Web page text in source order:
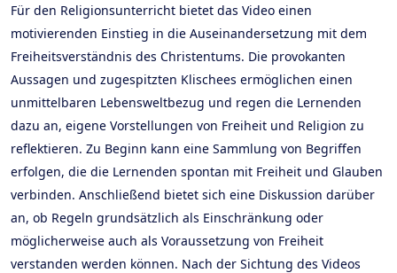
Für den Religionsunterricht bietet das Video einen
motivierenden Einstieg in die Auseinandersetzung mit dem
Freiheitsverständnis des Christentums. Die provokanten
Aussagen und zugespitzten Klischees ermöglichen einen
unmittelbaren Lebensweltbezug und regen die Lernenden
dazu an, eigene Vorstellungen von Freiheit und Religion zu
reflektieren. Zu Beginn kann eine Sammlung von Begriffen
erfolgen, die die Lernenden spontan mit Freiheit und Glauben
verbinden. Anschließend bietet sich eine Diskussion darüber
an, ob Regeln grundsätzlich als Einschränkung oder
möglicherweise auch als Voraussetzung von Freiheit
verstanden werden können. Nach der Sichtung des Videos